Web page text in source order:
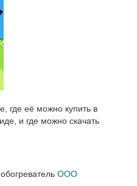
где её можно купить в
и где можно скачать
ООО